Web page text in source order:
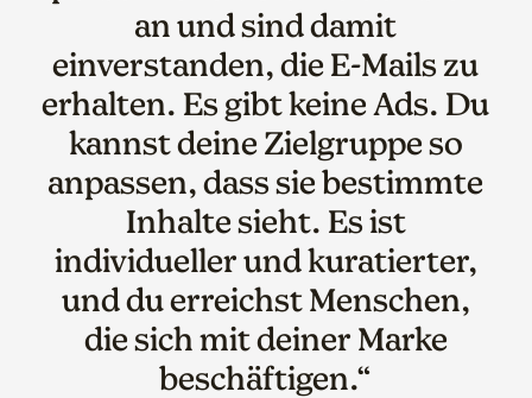
an und sind damit
einverstanden, die E-Mails zu
erhalten. Es gibt keine Ads. Du
kannst deine Zielgruppe so
anpassen, dass sie bestimmte
Inhalte sieht. Es ist
individueller und kuratierter,
und du erreichst Menschen,
die sich mit deiner Marke
beschäftigen.“